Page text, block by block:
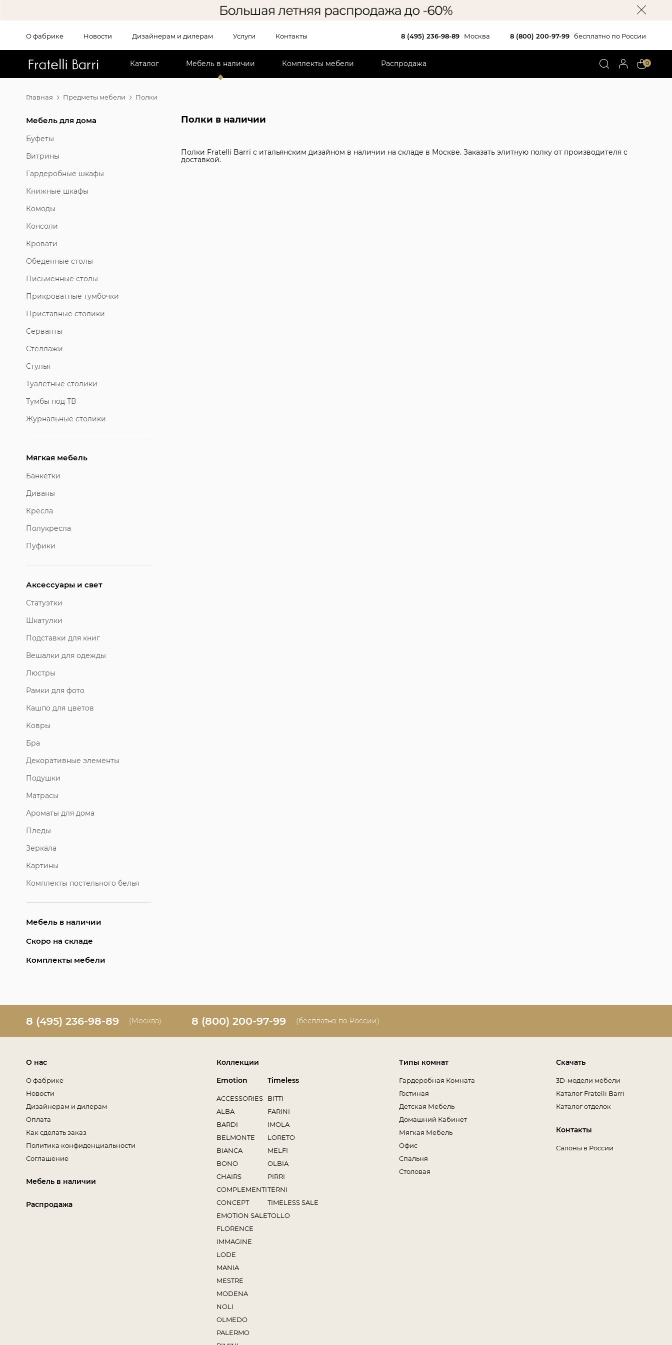
О фабрике Новости Дизайнерам и дилерам Услуги Контакты 8 (495) 236-98-89 Москва 8 (800) 200-97-99 бесплатно по России
Каталог Мебель в наличии Комплекты мебели Распродажа 0
Главная Предметы мебели Полки
Мебель для дома
Буфеты
Витрины
Гардеробные шкафы
Книжные шкафы
Комоды
Консоли
Кровати
Обеденные столы
Письменные столы
Прикроватные тумбочки
Приставные столики
Серванты
Стеллажи
Стулья
Туалетные столики
Тумбы под ТВ
Журнальные столики
Мягкая мебель
Банкетки
Диваны
Кресла
Полукресла
Пуфики
Аксессуары и свет
Статуэтки
Шкатулки
Подставки для книг
Вешалки для одежды
Люстры
Рамки для фото
Кашпо для цветов
Ковры
Бра
Декоративные элементы
Подушки
Матрасы
Ароматы для дома
Пледы
Зеркала
Картины
Комплекты постельного белья
Мебель в наличии
Скоро на складе
Комплекты мебели
Полки в наличии
Полки Fratelli Barri с итальянским дизайном в наличии на складе в Москве. Заказать элитную полку от производителя с
доставкой.
8 (495) 236-98-89 (Москва) 8 (800) 200-97-99 (бесплатно по России)
О нас
О фабрике
Новости
Дизайнерам и дилерам
Оплата
Как сделать заказ
Политика конфиденциальности
Соглашение
Мебель в наличии
Распродажа
Коллекции
Emotion
ACCESSORIES
ALBA
BARDI
BELMONTE
BIANCA
BONO
CHAIRS
COMPLEMENTI
CONCEPT
EMOTION SALE
FLORENCE
IMMAGINE
LODE
MANIA
MESTRE
MODENA
NOLI
OLMEDO
PALERMO
Timeless
BITTI
FARINI
IMOLA
LORETO
MELFI
OLBIA
PIRRI
TERNI
TIMELESS SALE
TOLLO
Типы комнат
Гардеробная Комната
Гостиная
Детская Мебель
Домашний Кабинет
Мягкая Мебель
Офис
Спальня
Столовая
Скачать
3D-модели мебели
Каталог Fratelli Barri
Каталог отделок
Контакты
Салоны в России